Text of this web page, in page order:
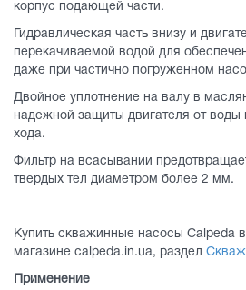
корпус подающей части.
Гидравлическая часть внизу и
перекачиваемой водой для
даже при частично погруженном
Двойное уплотнение на валу в
надежной защиты двигателя от воды
хода.
Фильтр на всасывании
твердых тел диаметром более 2 мм.
Купить скважинные насосы Calpeda
магазине calpeda.in.ua, раздел
Применение